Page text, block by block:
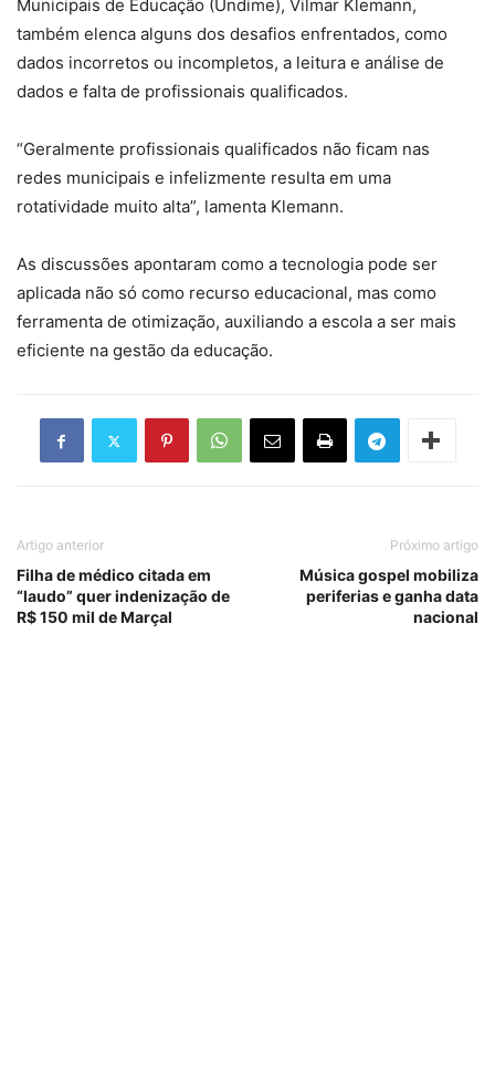
Municipais de Educação (Undime), Vilmar Klemann,
também elenca alguns dos desafios enfrentados, como
dados incorretos ou incompletos, a leitura e análise de
dados e falta de profissionais qualificados.
“Geralmente profissionais qualificados não ficam nas
redes municipais e infelizmente resulta em uma
rotatividade muito alta”, lamenta Klemann.
As discussões apontaram como a tecnologia pode ser
aplicada não só como recurso educacional, mas como
ferramenta de otimização, auxiliando a escola a ser mais
eficiente na gestão da educação.
Artigo anterior
Filha de médico citada em
“laudo” quer indenização de
R$ 150 mil de Marçal
Próximo artigo
Música gospel mobiliza
periferias e ganha data
nacional